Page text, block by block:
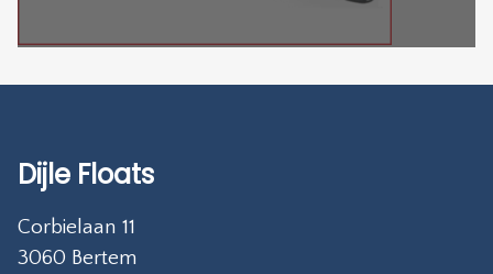
Dijle Floats
Corbielaan 11
3060 Bertem